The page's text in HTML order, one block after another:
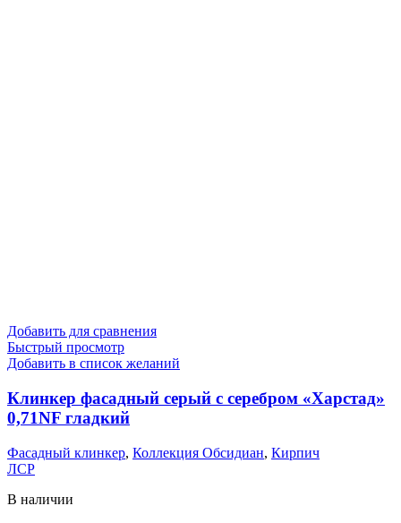
Добавить для сравнения
Быстрый просмотр
Добавить в список желаний
Клинкер фасадный серый с серебром «Харстад»
0,71NF гладкий
Фасадный клинкер, Коллекция Обсидиан, Кирпич
ЛСР
В наличии